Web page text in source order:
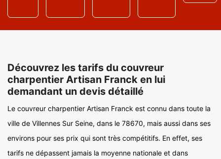
Découvrez les tarifs du couvreur
charpentier Artisan Franck en lui
demandant un devis détaillé
Le couvreur charpentier Artisan Franck est connu dans toute la
ville de Villennes Sur Seine, dans le 78670, mais aussi dans ses
environs pour ses prix qui sont très compétitifs. En effet, ses
tarifs ne dépassent jamais la moyenne nationale et dans